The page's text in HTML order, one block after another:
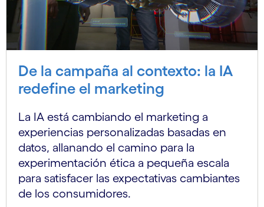
De la campaña al contexto: la IA
redefine el marketing
La IA está cambiando el marketing a
experiencias personalizadas basadas en
datos, allanando el camino para la
experimentación ética a pequeña escala
para satisfacer las expectativas cambiantes
de los consumidores.